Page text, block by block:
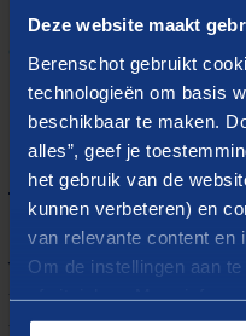
Deze website maakt
Berenschot gebruikt
technologieën om basis
beschikbaar te maken.
alles”, geef je
het gebruik van de
kunnen verbeteren) en
van relevante content en
Om de instellingen aan
cookies op onze website
Over Stan
Met behulp van
van econometrie en IT
twee werelden om
Publieke digitale